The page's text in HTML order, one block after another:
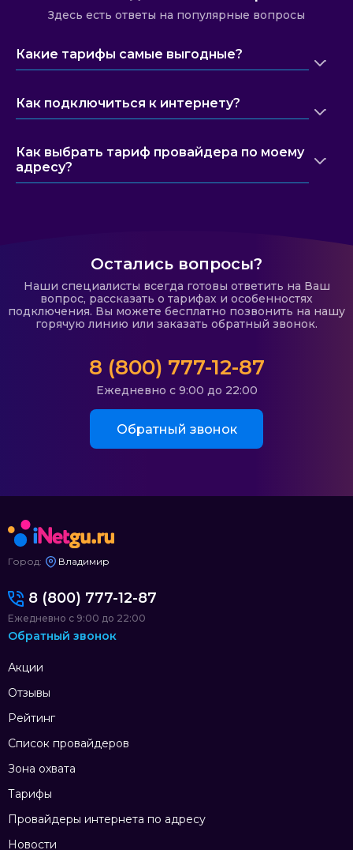
Здесь есть ответы на популярные вопросы
Какие тарифы самые выгодные?
Как подключиться к интернету?
Как выбрать тариф провайдера по моему
адресу?
Остались вопросы?
Наши специалисты всегда готовы ответить на Ваш
вопрос, рассказать о тарифах и особенностях
подключения. Вы можете бесплатно позвонить на нашу
горячую линию или заказать обратный звонок.
8 (800) 777-12-87
Ежедневно с 9:00 до 22:00
Обратный звонок
Город: Владимир
Акции
Отзывы
Рейтинг
Список провайдеров
Зона охвата
Тарифы
Провайдеры интернета по адресу
Новости
8 (800) 777-12-87
Ежедневно с 9:00 до 22:00
Обратный звонок